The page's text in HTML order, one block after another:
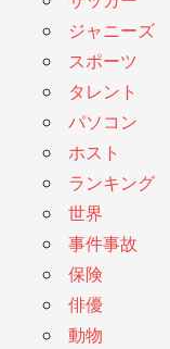
ジャニーズ
スポーツ
タレント
パソコン
ホスト
ランキング
世界
事件事故
保険
俳優
動物